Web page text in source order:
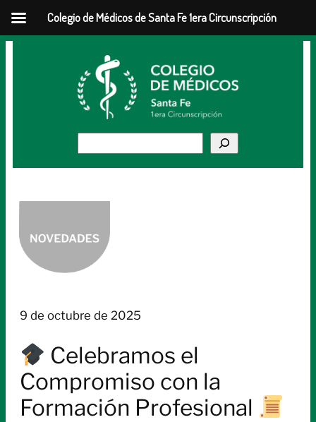
9 de octubre de 2025
Celebramos el
Compromiso con la
Formación Profesional
Colegio de Médicos de Santa Fe 1era Circunscripción